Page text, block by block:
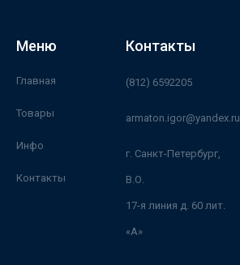
Меню
Главная
Товары
Инфо
Контакты
Контакты
(812) 6592205
armaton.igor@yandex.ru
г. Санкт-Петербург,
В.О.
17-я линия д. 60 лит.
«А»